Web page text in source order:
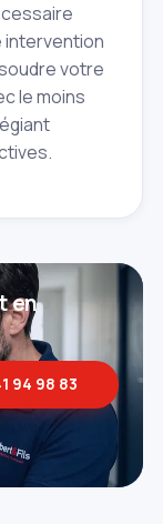
intervention
votre
le moins
en
94 98 83